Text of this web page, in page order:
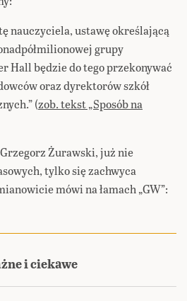
nauczyciela, ustawę określającą
grupy
Hall będzie do tego przekonywać
oraz dyrektorów szkół
(zob. tekst „Sposób na
Żurawski, już nie
tylko się zachwyca
mówi na łamach „GW”:
i ciekawe